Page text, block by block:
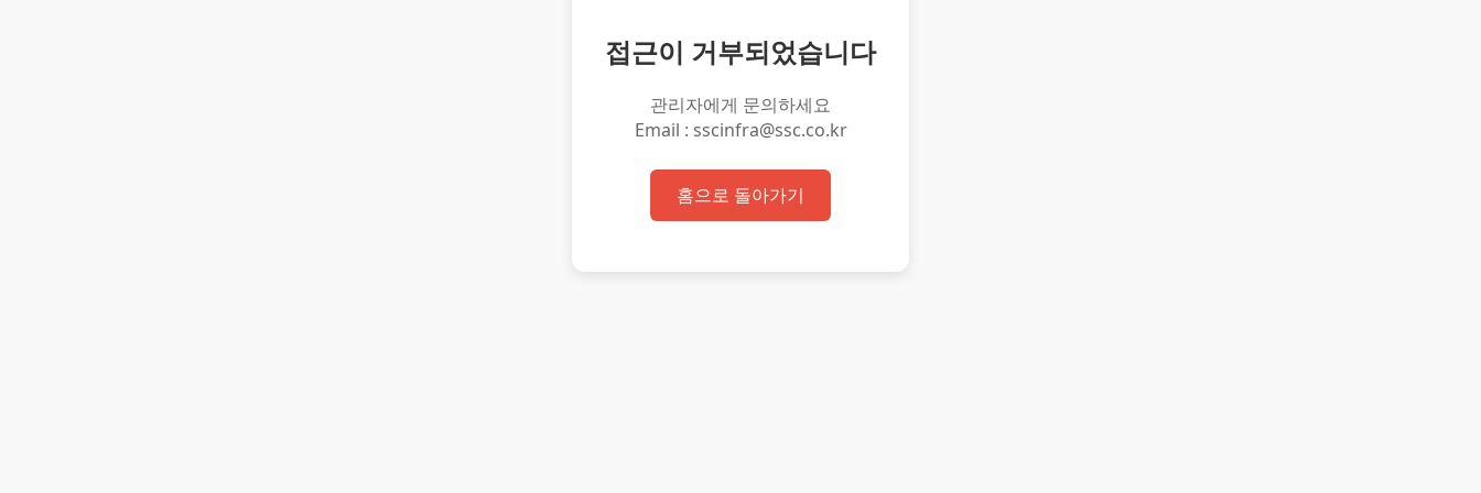
접근이 거부되었습니다
관리자에게 문의하세요
Email : sscinfra@ssc.co.kr
홈으로 돌아가기